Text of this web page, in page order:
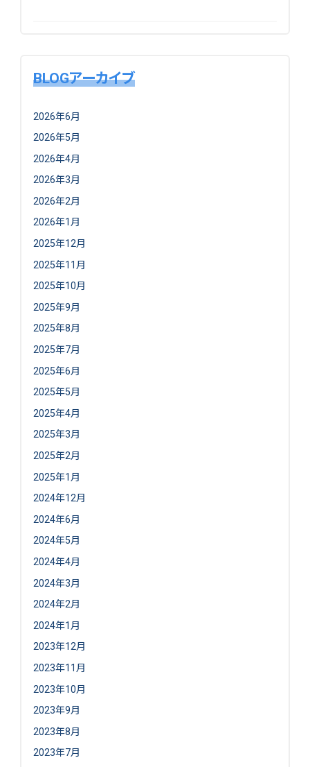
BLOGアーカイブ
2026年6月
2026年5月
2026年4月
2026年3月
2026年2月
2026年1月
2025年12月
2025年11月
2025年10月
2025年9月
2025年8月
2025年7月
2025年6月
2025年5月
2025年4月
2025年3月
2025年2月
2025年1月
2024年12月
2024年6月
2024年5月
2024年4月
2024年3月
2024年2月
2024年1月
2023年12月
2023年11月
2023年10月
2023年9月
2023年8月
2023年7月